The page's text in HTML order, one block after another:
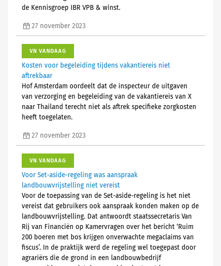
de Kennisgroep IBR VPB & winst.
27 november 2023
VN VANDAAG
Kosten voor begeleiding tijdens vakantiereis niet
aftrekbaar
Hof Amsterdam oordeelt dat de inspecteur de uitgaven
van verzorging en begeleiding van de vakantiereis van X
naar Thailand terecht niet als aftrek specifieke zorgkosten
heeft toegelaten.
27 november 2023
VN VANDAAG
Voor Set-aside-regeling was aanspraak
landbouwvrijstelling niet vereist
Voor de toepassing van de Set-aside-regeling is het niet
vereist dat gebruikers ook aanspraak konden maken op de
landbouwvrijstelling. Dat antwoordt staatssecretaris Van
Rij van Financiën op Kamervragen over het bericht ‘Ruim
200 boeren met bos krijgen onverwachte megaclaims van
fiscus’. In de praktijk werd de regeling wel toegepast door
agrariërs die de grond in een landbouwbedrijf